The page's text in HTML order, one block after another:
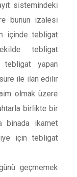
sistemindeki
bunun izalesi
içinde tebligat
tebligat
tebligat yapan
ile ilan edilir
olmak üzere
birlikte bir
binada ikamet
için tebligat
geçmemek